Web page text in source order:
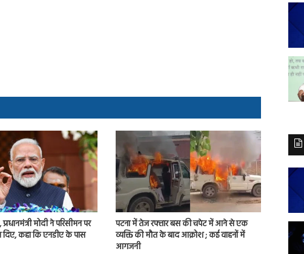
मोदी ने परिसीमन पर
कहा कि एनडीए के पास
पटना में तेज रफ्तार बस की चपेट में आने से एक
व्यक्ति की मौत के बाद आक्रोश ; कई वाहनों में
आगजनी